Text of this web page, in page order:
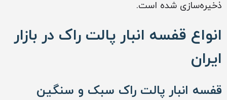
ذخیره‌سازی شده است.
انواع قفسه انبار پالت راک در بازار
ایران
قفسه انبار پالت راک سبک و سنگین